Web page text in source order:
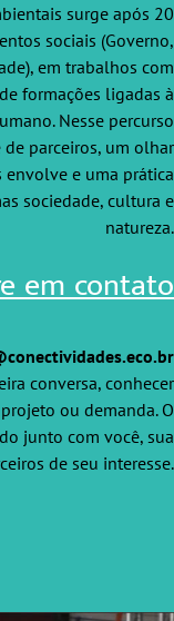
surge após 20
sociais (Governo,
em trabalhos com
formações ligadas à
Nesse percurso
parceiros, um olhar
envolve e uma prática
sociedade, cultura e
natureza.
em contato
conversa, conhecer
ou demanda. O
junto com você, sua
de seu interesse.